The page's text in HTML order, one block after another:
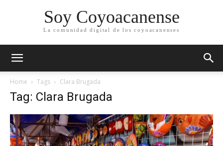
Soy Coyoacanense
La comunidad digital de los coyoacanenses
Home Tags Clara Brugada
Tag: Clara Brugada